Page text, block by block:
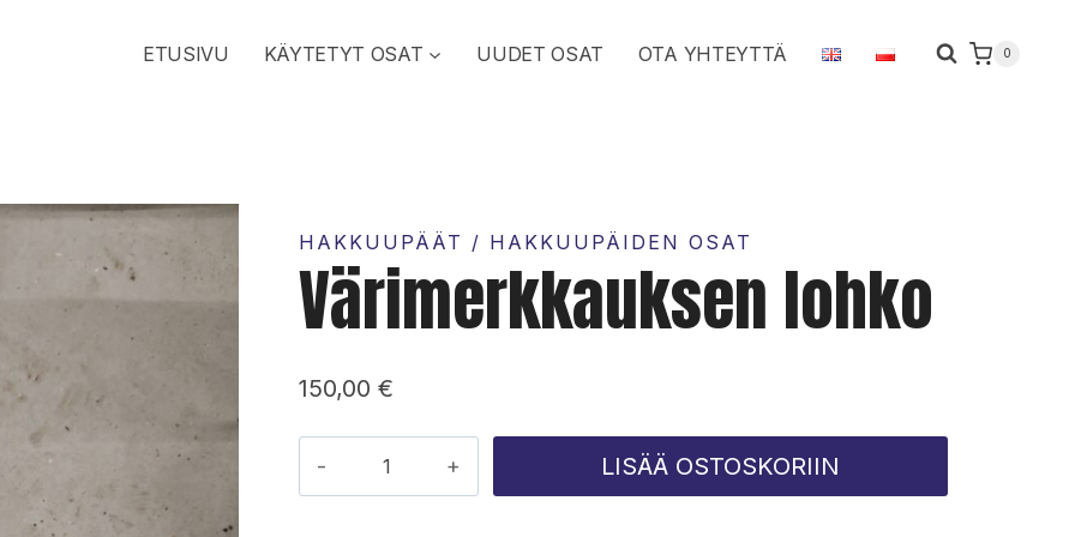
ETUSIVU KÄYTETYT OSAT UUDET OSAT OTA YHTEYTTÄ 0
HAKKUUPÄÄT / HAKKUUPÄIDEN OSAT
Värimerkkauksen lohko
150,00€
Värimerkkauksen
lohko
LISÄÄ OSTOSKORIIN